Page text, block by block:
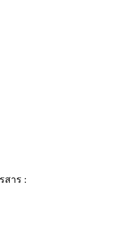
สาร :